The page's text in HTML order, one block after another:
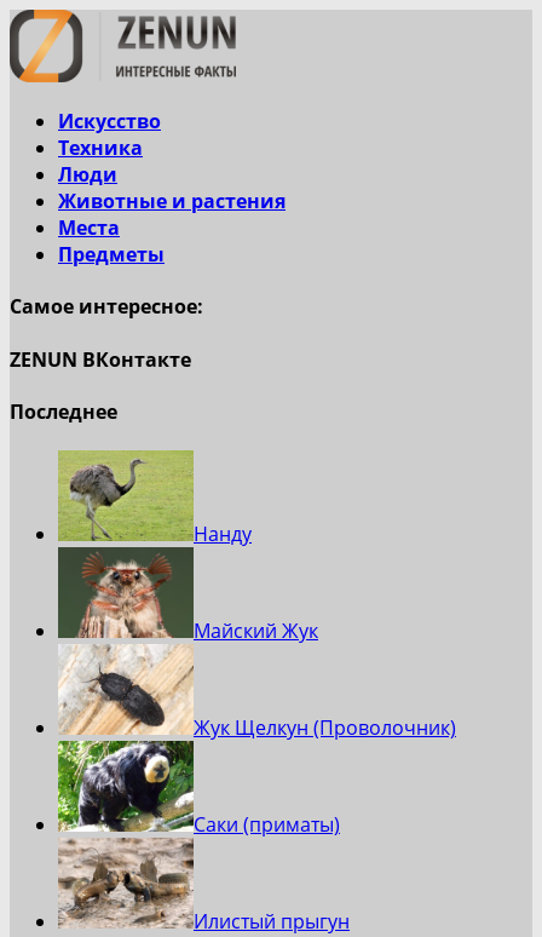
Искусство
Техника
Люди
Животные и растения
Места
Предметы
Самое интересное:
ZENUN ВКонтакте
Последнее
Нанду
Майский Жук
Жук Щелкун (Проволочник)
Саки (приматы)
Илистый прыгун